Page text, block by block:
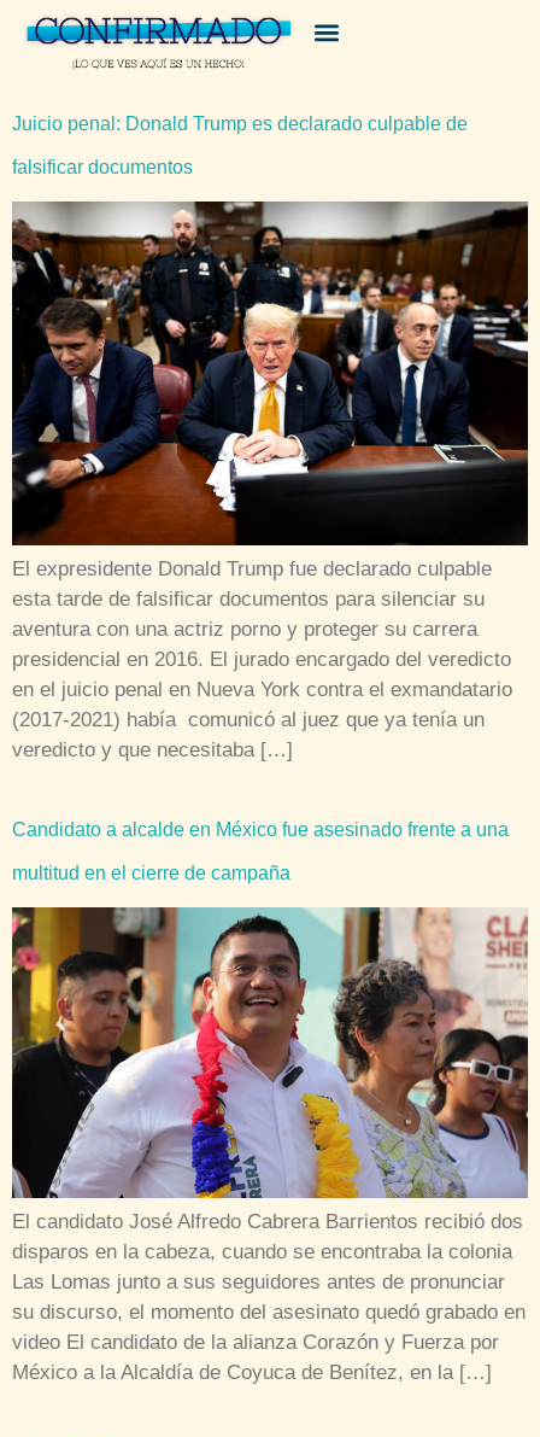
Juicio penal: Donald Trump es declarado culpable de
falsificar documentos
El expresidente Donald Trump fue declarado culpable
esta tarde de falsificar documentos para silenciar su
aventura con una actriz porno y proteger su carrera
presidencial en 2016. El jurado encargado del veredicto
en el juicio penal en Nueva York contra el exmandatario
(2017-2021) había comunicó al juez que ya tenía un
veredicto y que necesitaba […]
Candidato a alcalde en México fue asesinado frente a una
multitud en el cierre de campaña
El candidato José Alfredo Cabrera Barrientos recibió dos
disparos en la cabeza, cuando se encontraba la colonia
Las Lomas junto a sus seguidores antes de pronunciar
su discurso, el momento del asesinato quedó grabado en
video El candidato de la alianza Corazón y Fuerza por
México a la Alcaldía de Coyuca de Benítez, en la […]